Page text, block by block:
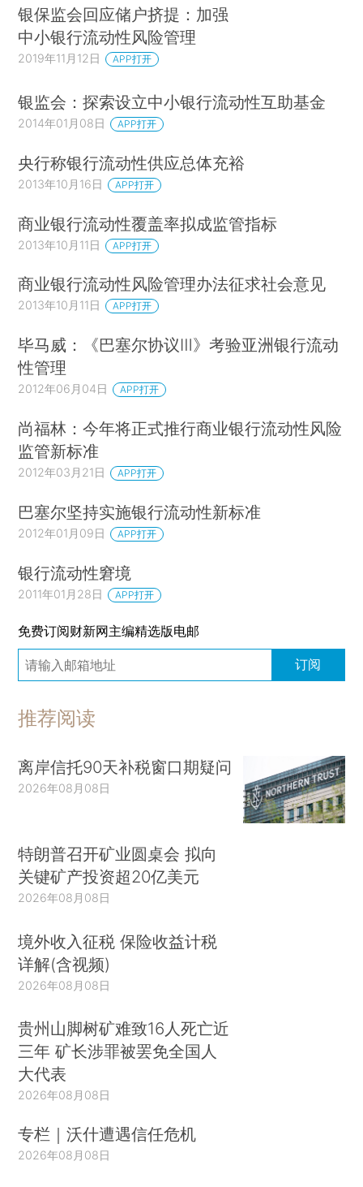
银保监会回应储户挤提：加强
中小银行流动性风险管理
2019年11月12日 APP打开
银监会：探索设立中小银行流动性互助基金
2014年01月08日 APP打开
央行称银行流动性供应总体充裕
2013年10月16日 APP打开
商业银行流动性覆盖率拟成监管指标
2013年10月11日 APP打开
商业银行流动性风险管理办法征求社会意见
2013年10月11日 APP打开
毕马威：《巴塞尔协议Ⅲ》考验亚洲银行流动
性管理
2012年06月04日 APP打开
尚福林：今年将正式推行商业银行流动性风险
监管新标准
2012年03月21日 APP打开
巴塞尔坚持实施银行流动性新标准
2012年01月09日 APP打开
银行流动性窘境
2011年01月28日 APP打开
免费订阅财新网主编精选版电邮
订阅
推荐阅读
离岸信托90天补税窗口期疑问
2026年08月08日
特朗普召开矿业圆桌会 拟向
关键矿产投资超20亿美元
2026年08月08日
境外收入征税 保险收益计税
详解(含视频)
2026年08月08日
贵州山脚树矿难致16人死亡近
三年 矿长涉罪被罢免全国人
大代表
2026年08月08日
专栏｜沃什遭遇信任危机
2026年08月08日